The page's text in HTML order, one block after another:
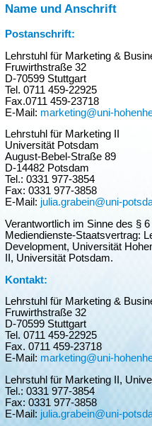
Name und Anschrift
Postanschrift:
Lehrstuhl für Marketing &
Fruwirthstraße 32
D-70599 Stuttgart
Tel. 0711 459-22925
Fax.0711 459-23718
E-Mail: marketing@uni-
Lehrstuhl für Marketing II
Universität Potsdam
August-Bebel-Straße 89
D-14482 Potsdam
Tel.: 0331 977-3854
Fax: 0331 977-3858
E-Mail: julia.grabein@uni-
Verantwortlich im Sinne des §
Mediendienste-Staatsvertrag:
Development, Universität
II, Universität Potsdam.
Kontakt:
Lehrstuhl für Marketing &
Fruwirthstraße 32
D-70599 Stuttgart
Tel. 0711 459-22925
Fax. 0711 459-23718
E-Mail: marketing@uni-
Lehrstuhl für Marketing II,
Tel.: 0331 977-3854
Fax: 0331 977-3858
E-Mail: julia.grabein@uni-